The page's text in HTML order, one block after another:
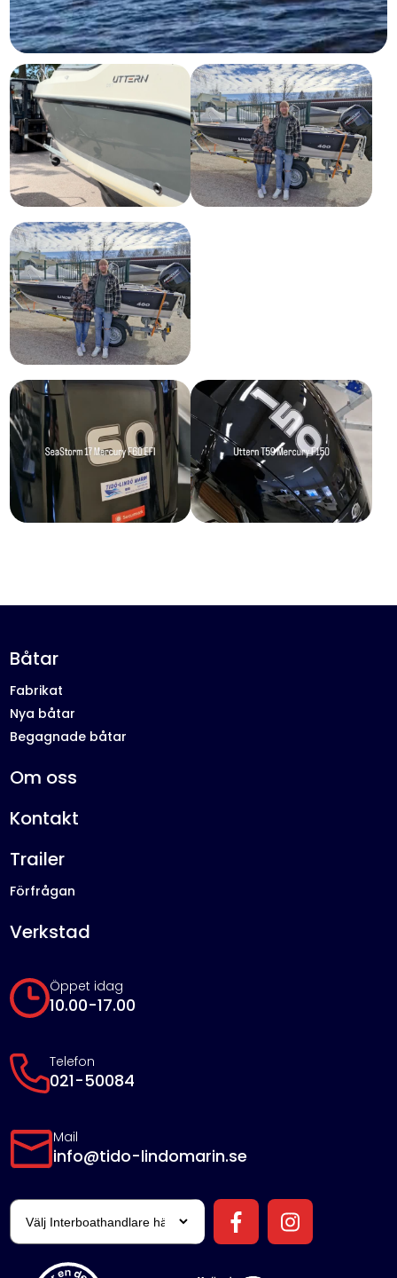
Öppet idag
10.00-17.00
Telefon
021-50084
Mail
info@tido-lindomarin.se
Båtar
Fabrikat
Nya båtar
Begagnade båtar
Om oss
Kontakt
Trailer
Förfrågan
Verkstad